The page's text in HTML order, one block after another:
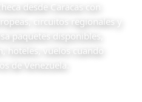
desde Caracas con
circuitos regionales y
paquetes disponibles,
hoteles, vuelos cuando
de Venezuela.